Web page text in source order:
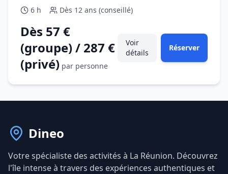
6 h
Dès 12 ans (conseillé)
Dès 57 €
(groupe) / 287 €
(privé) par personne
Voir
détails
Réserver
Dineo
Votre spécialiste des activités à La Réunion. Découvrez
l'île intense à travers des expériences authentiques et